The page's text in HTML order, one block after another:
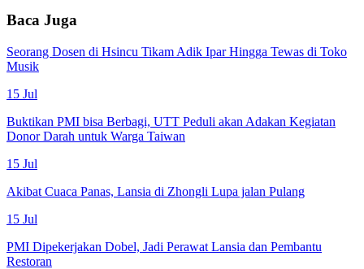
Baca Juga
Seorang Dosen di Hsincu Tikam Adik Ipar Hingga Tewas di Toko
Musik
15 Jul
Buktikan PMI bisa Berbagi, UTT Peduli akan Adakan Kegiatan
Donor Darah untuk Warga Taiwan
15 Jul
Akibat Cuaca Panas, Lansia di Zhongli Lupa jalan Pulang
15 Jul
PMI Dipekerjakan Dobel, Jadi Perawat Lansia dan Pembantu
Restoran